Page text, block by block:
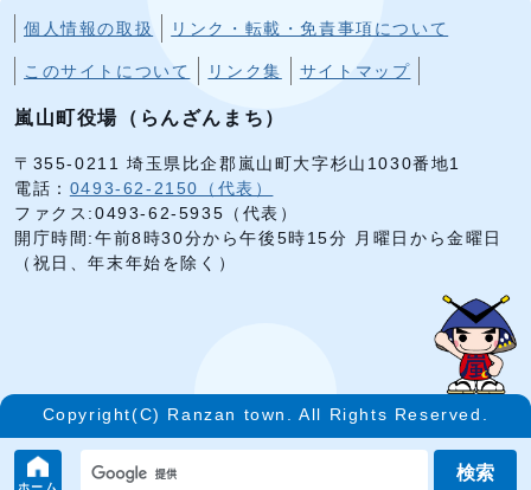
ホーム
検索
個人情報の取扱 リンク・転載・免責事項について
このサイトについて リンク集 サイトマップ
嵐山町役場（らんざんまち）
〒355-0211 埼玉県比企郡嵐山町大字杉山1030番地1
電話： 0493-62-2150（代表）
ファクス:0493-62-5935（代表）
開庁時間:午前8時30分から午後5時15分 月曜日から金曜日
（祝日、年末年始を除く）
Copyright(C) Ranzan town. All Rights Reserved.